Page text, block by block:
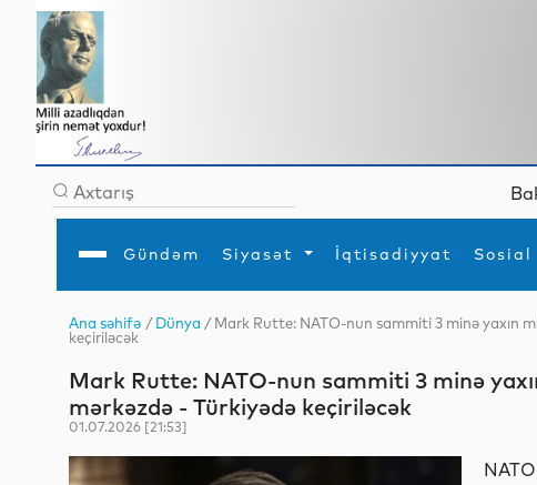
Gündəm Siyasət İqtisadiyyat Sosial
Ana səhifə
Gündəm
İqtisadiyyat
YAP
Analitika
Mədəniyyət
Müsahibə
MEDİA
Daxili siyasət
Turizm
Elm
Din
Hadisə
Ana səhifə /Dünya / Mark Rutte: NATO-nun sammiti 3 minə yaxın
keçiriləcək
Mark Rutte: NATO-nun sammiti 3 minə
mərkəzdə - Türkiyədə keçiriləcək
01.07.2026 [21:53]